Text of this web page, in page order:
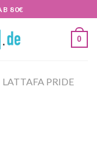
80€
0
LATTAFA PRIDE